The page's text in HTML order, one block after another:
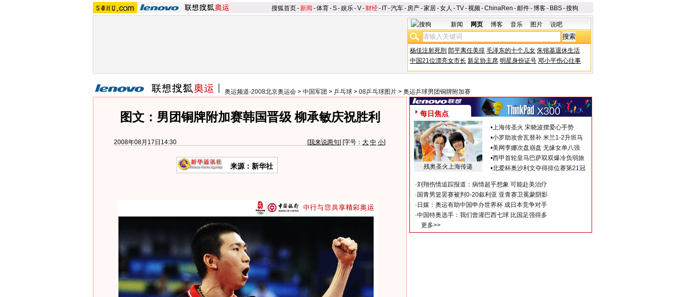
搜狐首页-新闻 -体育-S-娱乐-V- 财经- IT-汽车- 房产-家居-女人 -TV-视频-ChinaRen -邮件-博客- BBS-搜狗
新闻 网页 博客 音乐 图片 说吧
杨佳注射死刑 郎平离任美排 毛泽东的十个儿女 朱镕基退休生活
中国21位漂亮女市长 新足协主席 明星身份证号 邓小平伤心往事
奥运频道-2008北京奥运会 > 中国军团 > 乒乓球 > 08乒乓球图片 > 奥运乒球男团铜牌附加赛
图文：男团铜牌附加赛韩国晋级 柳承敏庆祝胜利
2008年08月17日14:30 [我来说两句] [字号： 大 中 小]
来源：新华社
每日焦点
残奥圣火上海传递
•上海传圣火 宋晓波摆爱心手势
•小罗助攻舍瓦替补 米兰1-2升班马
•美网李娜次盘崩盘 无缘女单八强
•西甲首轮皇马巴萨双双爆冷负弱旅
•北爱杯奥沙利文夺得排位赛第21冠
·刘翔伤情追踪报道：病情超乎想象 可能赴美治疗
· 国青男篮罢赛被判0-20叙利亚 亚青赛卫冕蒙阴影
· 日媒：奥运有助中国申办世界杯 成日本竞争对手
·中国特奥选手：我们曾灌巴西七球 比国足强得多
更多>>